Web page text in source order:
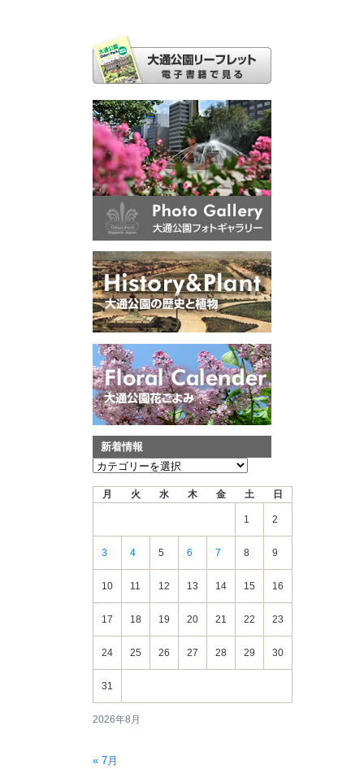
新着情報
新
2026年8月
月 火 水 木 金 土 日
1 2
3 4 5 6 7 8 9
10 11 12 13 14 15 16
17 18 19 20 21 22 23
24 25 26 27 28 29 30
31
« 7月